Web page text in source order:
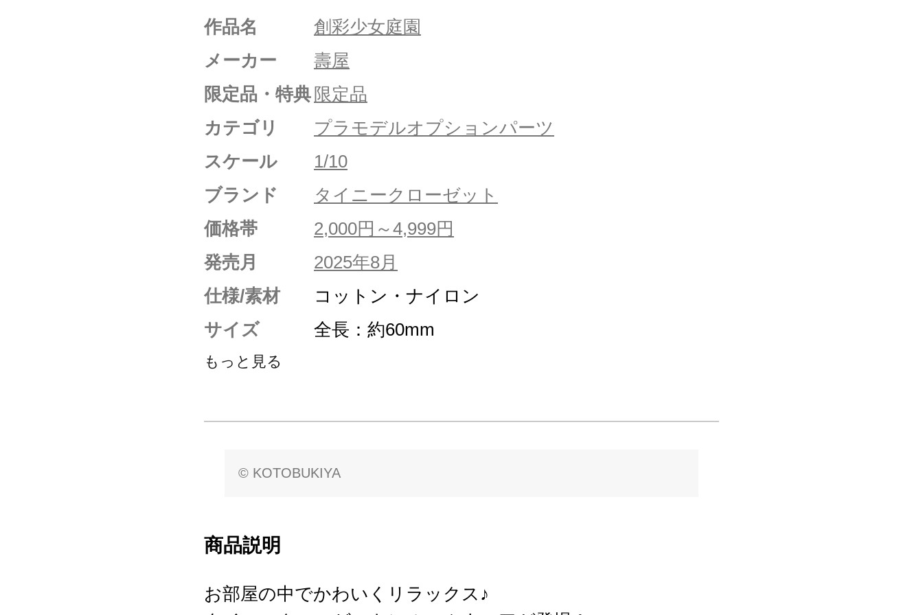
作品名
創彩少女庭園
メーカー
壽屋
限定品・特典 限定品
カテゴリ
プラモデルオプションパーツ
スケール
1/10
ブランド
タイニークローゼット
価格帯
2,000円～4,999円
発売月
2025年8月
仕様/素材
コットン・ナイロン
サイズ
全長：約60mm
もっと見る
© KOTOBUKIYA
商品説明
お部屋の中でかわいくリラックス♪